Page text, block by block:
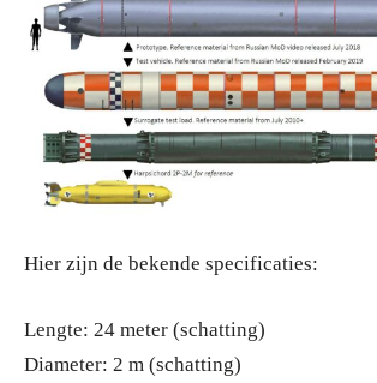
Hier zijn de bekende specificaties:
Lengte: 24 meter (schatting)
Diameter: 2 m (schatting)